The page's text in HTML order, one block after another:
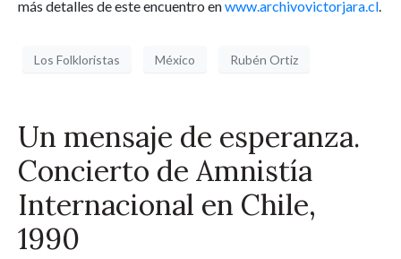
más detalles de este encuentro enwww.archivovictorjara.cl.
Los Folkloristas México Rubén Ortiz
Un mensaje de esperanza.
Concierto de Amnistía
Internacional en Chile,
1990